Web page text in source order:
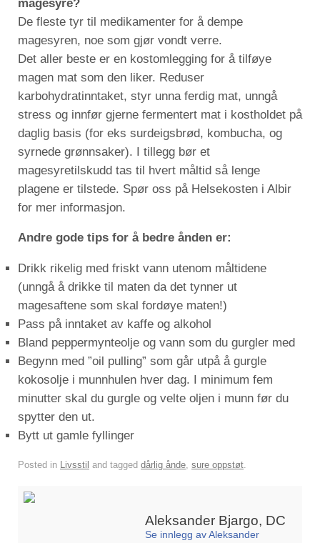
De fleste tyr til medikamenter for å dempe
magesyren, noe som gjør vondt verre.
Det aller beste er en kostomlegging for å tilføye
magen mat som den liker. Reduser
karbohydratinntaket, styr unna ferdig mat, unngå
stress og innfør gjerne fermentert mat i kostholdet på
daglig basis (for eks surdeigsbrød, kombucha, og
syrnede grønnsaker). I tillegg bør et
magesyretilskudd tas til hvert måltid så lenge
plagene er tilstede. Spør oss på Helsekosten i Albir
for mer informasjon.
Andre gode tips for å bedre ånden er:
Drikk rikelig med friskt vann utenom måltidene
(unngå å drikke til maten da det tynner ut
magesaftene som skal fordøye maten!)
Pass på inntaket av kaffe og alkohol
Bland peppermynteolje og vann som du gurgler med
Begynn med ”oil pulling” som går utpå å gurgle
kokosolje i munnhulen hver dag. I minimum fem
minutter skal du gurgle og velte oljen i munn før du
spytter den ut.
Bytt ut gamle fyllinger
Posted in Livsstil and tagged dårlig ånde, sure oppstøt.
Aleksander Bjargo, DC
Se innlegg av Aleksander